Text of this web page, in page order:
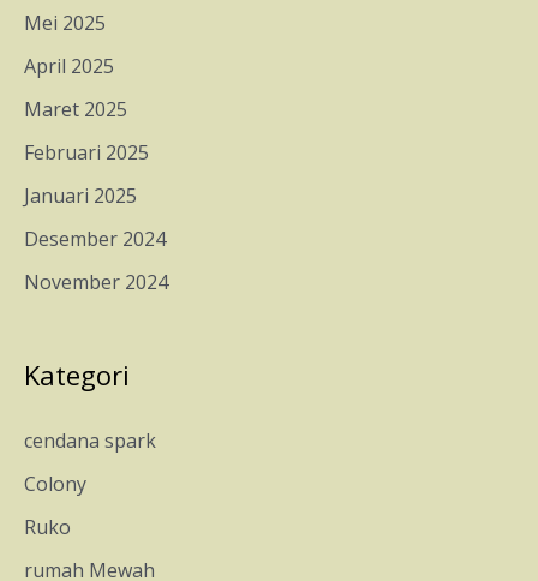
Mei 2025
April 2025
Maret 2025
Februari 2025
Januari 2025
Desember 2024
November 2024
Kategori
cendana spark
Colony
Ruko
rumah Mewah